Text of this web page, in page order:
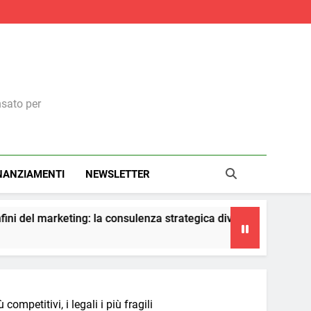
per
NEWSLETTER
strategica diventa il vero presidio di conformità e
competitivi, i legali i più fragili